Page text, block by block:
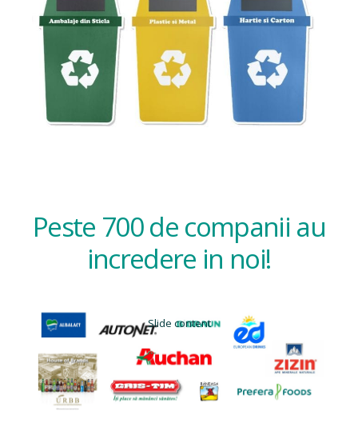
Peste 700 de companii au
incredere in noi!
Slide content